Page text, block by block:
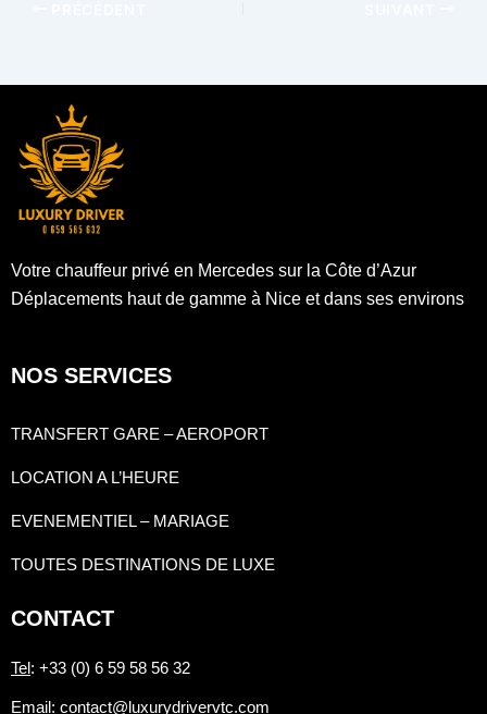
Votre chauffeur privé en Mercedes sur la Côte d’Azur
Déplacements haut de gamme à Nice et dans ses environs
NOS SERVICES
TRANSFERT GARE – AEROPORT
LOCATION A L’HEURE
EVENEMENTIEL – MARIAGE
TOUTES DESTINATIONS DE LUXE
CONTACT
Tel : +33 (0) 6 59 58 56 32
Email : contact@luxurydrivervtc.com